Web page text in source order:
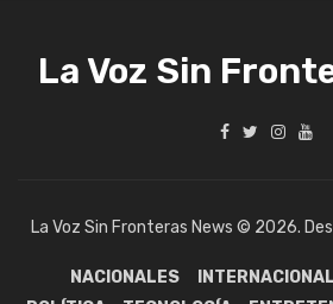
La Voz Sin
La Voz Sin Fronteras News © 2026.
NACIONALES